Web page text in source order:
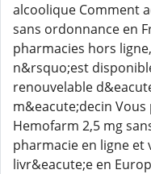
alcoolique Comment
sans ordonnance en
pharmacies hors
n&rsquo;est
renouvelable
m&eacute;decin
Hemofarm 2,5 mg
pharmacie en ligne et
livr&eacute;e en